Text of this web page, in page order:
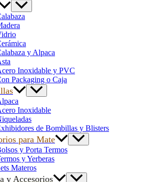
y Alpaca
Inoxidable y PVC
Packaging o Caja
Inoxidable
de Bombillas y Blisters
para Mate
y Porta Termos
y Yerberas
Materos
y Accesorios